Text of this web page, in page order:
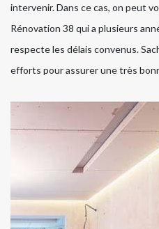
intervenir. Dans ce cas, on peut
Rénovation 38 qui a plusieurs
respecte les délais convenus.
efforts pour assurer une très